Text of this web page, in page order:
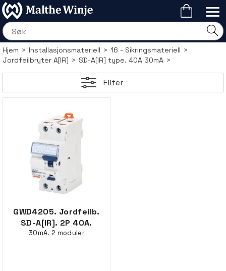
Hjem>Installasjonsmateriell>16 - Sikringsmateriell>
Jordfeilbryter A[IR]>SD-A[IR] type. 40A 30mA>
Filter
GWD4205. Jordfeilb.
SD-A[IR]. 2P 40A.
30mA. 2 moduler